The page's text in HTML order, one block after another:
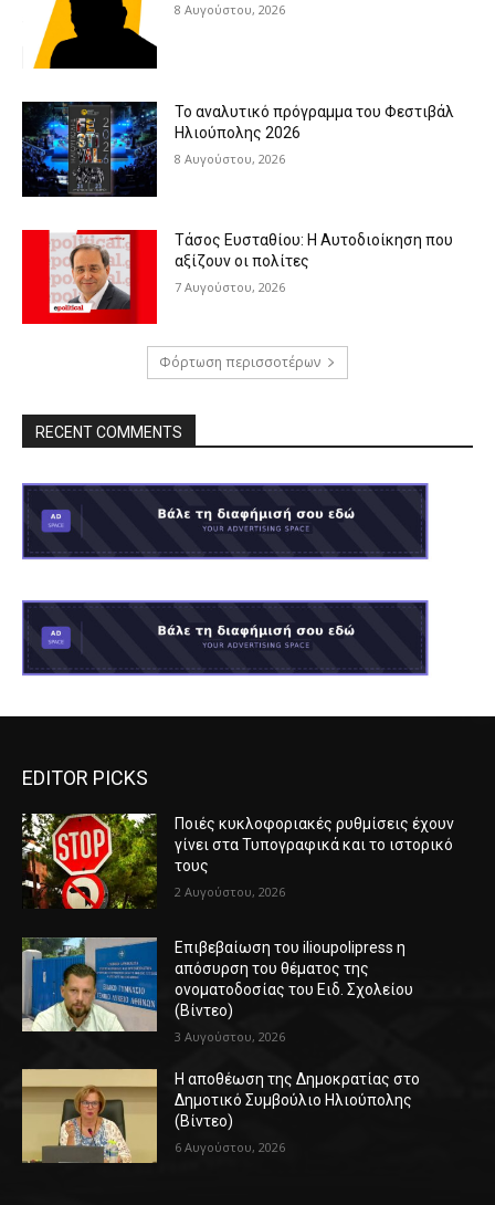
8 Αυγούστου, 2026
Το αναλυτικό πρόγραμμα του Φεστιβάλ
Ηλιούπολης 2026
8 Αυγούστου, 2026
Τάσος Ευσταθίου: Η Αυτοδιοίκηση που
αξίζουν οι πολίτες
7 Αυγούστου, 2026
Φόρτωση περισσοτέρων
RECENT COMMENTS
EDITOR PICKS
Ποιές κυκλοφοριακές ρυθμίσεις έχουν
γίνει στα Τυπογραφικά και το ιστορικό
τους
2 Αυγούστου, 2026
Επιβεβαίωση του ilioupolipress η
απόσυρση του θέματος της
ονοματοδοσίας του Ειδ. Σχολείου
(Βίντεο)
3 Αυγούστου, 2026
Η αποθέωση της Δημοκρατίας στο
Δημοτικό Συμβούλιο Ηλιούπολης
(Βίντεο)
6 Αυγούστου, 2026